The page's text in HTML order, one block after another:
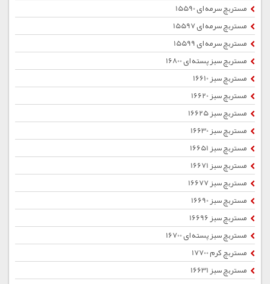
مستربچ سرمه ای 15590
مستربچ سرمه ای 15597
مستربچ سرمه ای 15599
مستربچ سبز پسته ای 16800
مستربچ سبز 16610
مستربچ سبز 16620
مستربچ سبز 16625
مستربچ سبز 16630
مستربچ سبز 16651
مستربچ سبز 16671
مستربچ سبز 16677
مستربچ سبز 16690
مستربچ سبز 16696
مستربچ سبز پسته ای 16700
مستربچ کرم 17700
مستربچ سبز 16631